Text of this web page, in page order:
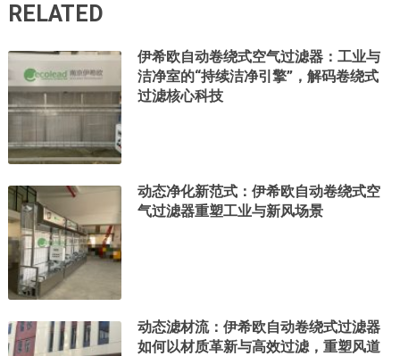
RELATED
伊希欧自动卷绕式空气过滤器：工业与
洁净室的“持续洁净引擎”，解码卷绕式
过滤核心科技
动态净化新范式：伊希欧自动卷绕式空
气过滤器重塑工业与新风场景
动态滤材流：伊希欧自动卷绕式过滤器
如何以材质革新与高效过滤，重塑风道